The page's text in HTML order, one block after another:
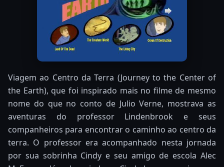
Viagem ao Centro da Terra (Journey to the Center of
the Earth), que foi inspirado mais no filme de mesmo
nome do que no conto de Julio Verne, mostrava as
aventuras do professor Lindenbrook e seus
companheiros para encontrar o caminho ao centro da
terra. O professor era acompanhado nesta jornada
por sua sobrinha Cindy e seu amigo de escola Alec